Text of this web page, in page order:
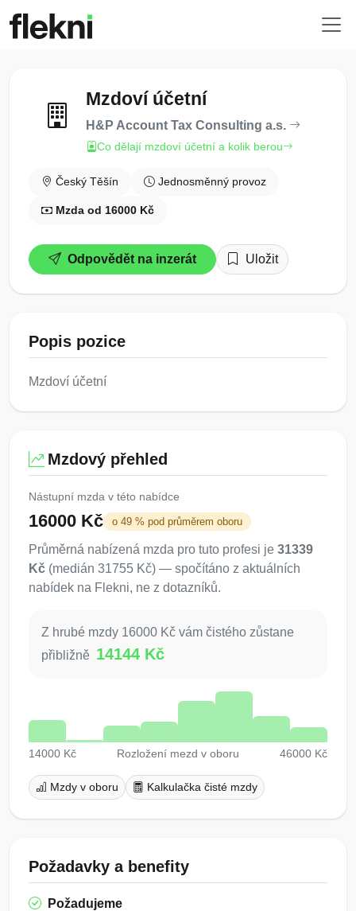
Mzdoví účetní
H&P Account Tax Consulting a.s.
Co dělají mzdoví účetní a kolik berou
Český Těšín Jednosměnný provoz
Mzda od 16000 Kč
Odpovědět na inzerát Uložit
Popis pozice
Mzdoví účetní
Mzdový přehled
Nástupní mzda v této nabídce
16000 Kč o 49 % pod průměrem oboru
Průměrná nabízená mzda pro tuto profesi je 31339
Kč (medián 31755 Kč) — spočítáno z aktuálních
nabídek na Flekni, ne z dotazníků.
Z hrubé mzdy 16000 Kč vám čistého zůstane
přibližně 14144 Kč
14000 Kč Rozložení mezd v oboru 46000 Kč
Mzdy v oboru Kalkulačka čisté mzdy
Požadavky a benefity
Požadujeme